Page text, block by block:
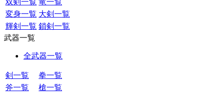
双剣一覧 竜一覧
変身一覧 大剣一覧
輝剣一覧 鎖剣一覧
武器一覧
全武器一覧
剣一覧
拳一覧
斧一覧
槍一覧